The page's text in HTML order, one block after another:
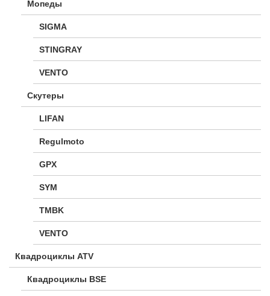
Мопеды
SIGMA
STINGRAY
VENTO
Скутеры
LIFAN
Regulmoto
GPX
SYM
TMBK
VENTO
Квадроциклы ATV
Квадроциклы BSE